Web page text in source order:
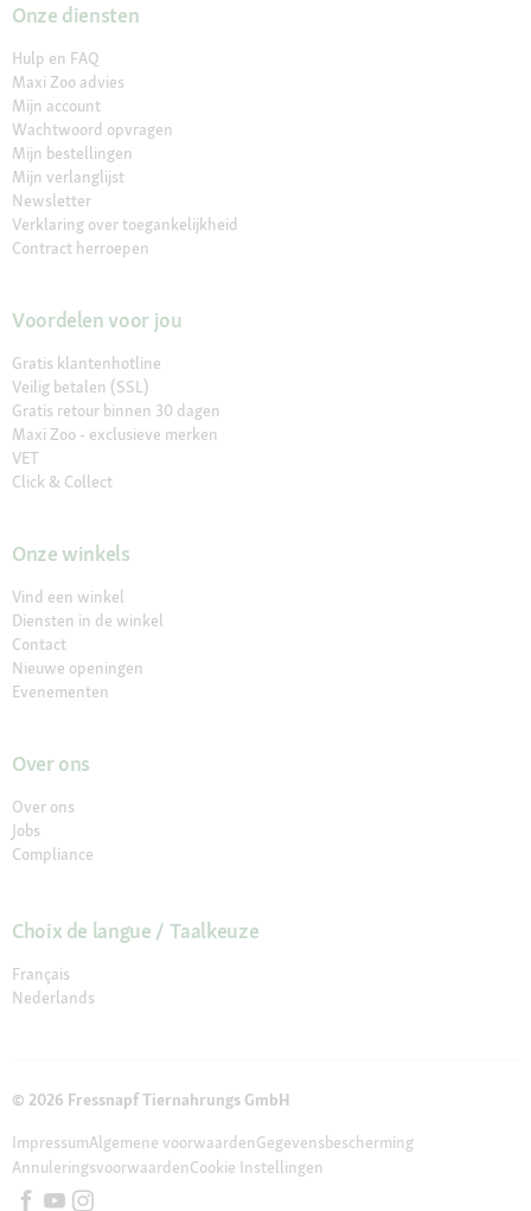
Onze diensten
Hulp en FAQ
Maxi Zoo advies
Mijn account
Wachtwoord opvragen
Mijn bestellingen
Mijn verlanglijst
Newsletter
Verklaring over toegankelijkheid
Contract herroepen
Voordelen voor jou
Gratis klantenhotline
Veilig betalen (SSL)
Gratis retour binnen 30 dagen
Maxi Zoo - exclusieve merken
VET
Click & Collect
Onze winkels
Vind een winkel
Diensten in de winkel
Contact
Nieuwe openingen
Evenementen
Over ons
Over ons
Jobs
Compliance
Choix de langue / Taalkeuze
Français
Nederlands
© 2026 Fressnapf Tiernahrungs GmbH
ImpressumAlgemene voorwaardenGegevensbescherming
AnnuleringsvoorwaardenCookie Instellingen